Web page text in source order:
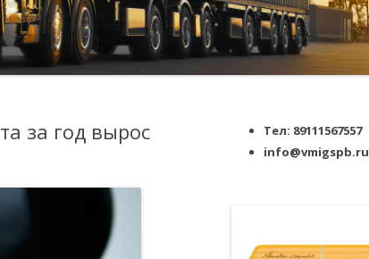
за год вырос
Тел: 89111567557
info@vmigspb.ru